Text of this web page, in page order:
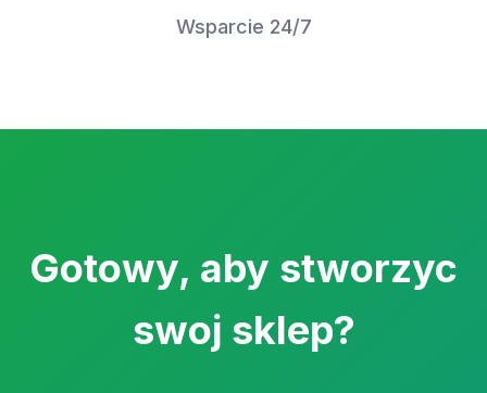
Wsparcie 24/7
Gotowy, aby stworzyc
swoj sklep?